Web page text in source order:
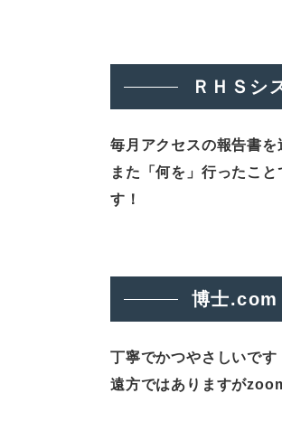
ＲＨＳシ
毎月アクセスの報告書
また「何を」行ったこ
す！
博士.com
丁寧でかつやさしいです
遠方ではありますが